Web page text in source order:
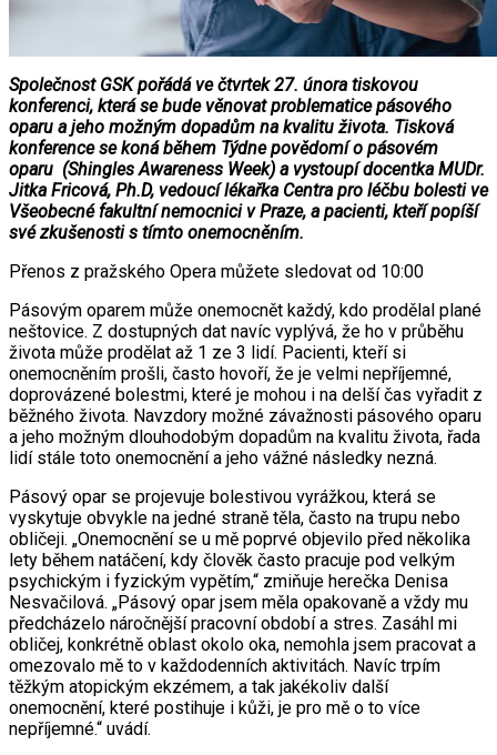
Společnost GSK pořádá ve čtvrtek 27. února tiskovou
konferenci, která se bude věnovat problematice pásového
oparu a jeho možným dopadům na kvalitu života. Tisková
konference se koná během Týdne povědomí o pásovém
oparu (Shingles Awareness Week) a vystoupí docentka MUDr.
Jitka Fricová, Ph.D, vedoucí lékařka Centra pro léčbu bolesti ve
Všeobecné fakultní nemocnici v Praze, a pacienti, kteří popíší
své zkušenosti s tímto onemocněním.
Přenos z pražského Opera můžete sledovat od 10:00
Pásovým oparem může onemocnět každý, kdo prodělal plané
neštovice. Z dostupných dat navíc vyplývá, že ho v průběhu
života může prodělat až 1 ze 3 lidí. Pacienti, kteří si
onemocněním prošli, často hovoří, že je velmi nepříjemné,
doprovázené bolestmi, které je mohou i na delší čas vyřadit z
běžného života. Navzdory možné závažnosti pásového oparu
a jeho možným dlouhodobým dopadům na kvalitu života, řada
lidí stále toto onemocnění a jeho vážné následky nezná.
Pásový opar se projevuje bolestivou vyrážkou, která se
vyskytuje obvykle na jedné straně těla, často na trupu nebo
obličeji. „Onemocnění se u mě poprvé objevilo před několika
lety během natáčení, kdy člověk často pracuje pod velkým
psychickým i fyzickým vypětím,“ zmiňuje herečka Denisa
Nesvačilová. „Pásový opar jsem měla opakovaně a vždy mu
předcházelo náročnější pracovní období a stres. Zasáhl mi
obličej, konkrétně oblast okolo oka, nemohla jsem pracovat a
omezovalo mě to v každodenních aktivitách. Navíc trpím
těžkým atopickým ekzémem, a tak jakékoliv další
onemocnění, které postihuje i kůži, je pro mě o to více
nepříjemné.“ uvádí.